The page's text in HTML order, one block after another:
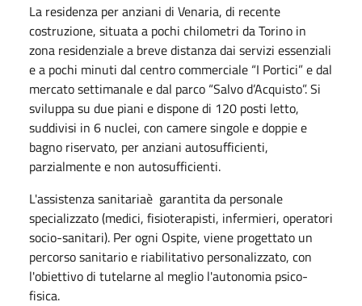
La residenza per anziani di Venaria, di recente
costruzione, situata a pochi chilometri da Torino in
zona residenziale a breve distanza dai servizi essenziali
e a pochi minuti dal centro commerciale “I Portici” e dal
mercato settimanale e dal parco “Salvo d’Acquisto”. Si
sviluppa su due piani e dispone di 120 posti letto,
suddivisi in 6 nuclei, con camere singole e doppie e
bagno riservato, per anziani autosufficienti,
parzialmente e non autosufficienti.
L'assistenza sanitariaè garantita da personale
specializzato (medici, fisioterapisti, infermieri, operatori
socio-sanitari). Per ogni Ospite, viene progettato un
percorso sanitario e riabilitativo personalizzato, con
l'obiettivo di tutelarne al meglio l'autonomia psico-
fisica.